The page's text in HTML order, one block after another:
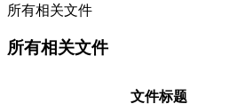
所有相关文件
所有相关文件
文件标题